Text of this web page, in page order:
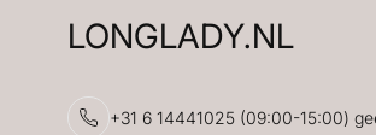
LONGLADY.NL
+31 6 14441025 (09:00-15:00)